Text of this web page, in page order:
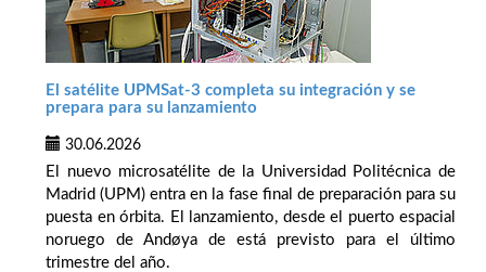
El satélite UPMSat-3 completa su integración y se
prepara para su lanzamiento
30.06.2026
El nuevo microsatélite de la Universidad Politécnica de
Madrid (UPM) entra en la fase final de preparación para su
puesta en órbita. El lanzamiento, desde el puerto espacial
noruego de Andøya de está previsto para el último
trimestre del año.